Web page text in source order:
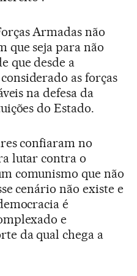
Armadas não
seja para não
que desde a
as forças
na defesa da
do Estado.
confiaram no
lutar contra o
comunismo que não
cenário não existe e
é
e
da qual chega a